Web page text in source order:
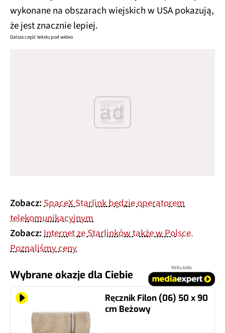
wykonane na obszarach wiejskich w USA pokazują,
że jest znacznie lepiej.
Dalsza część tekstu pod wideo
ad
Zobacz: SpaceX Starlink będzie operatorem
telekomunikacyjnym
Zobacz: Internet ze Starlinków także w Polsce.
Poznaliśmy ceny
Wybrane okazje dla Ciebie
REKLAMA
Ręcznik Filon (06) 50 x 90
cm Beżowy